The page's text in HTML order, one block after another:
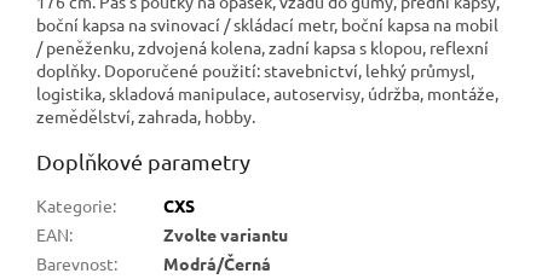
boční kapsa na svinovací / skládací metr, boční kapsa na mobil
/ peněženku, zdvojená kolena, zadní kapsa s klopou, reflexní
doplňky. Doporučené použití: stavebnictví, lehký průmysl,
logistika, skladová manipulace, autoservisy, údržba, montáže,
zemědělství, zahrada, hobby.
Doplňkové parametry
Kategorie:
CXS
EAN:
Zvolte variantu
Barevnost:
Modrá/Černá